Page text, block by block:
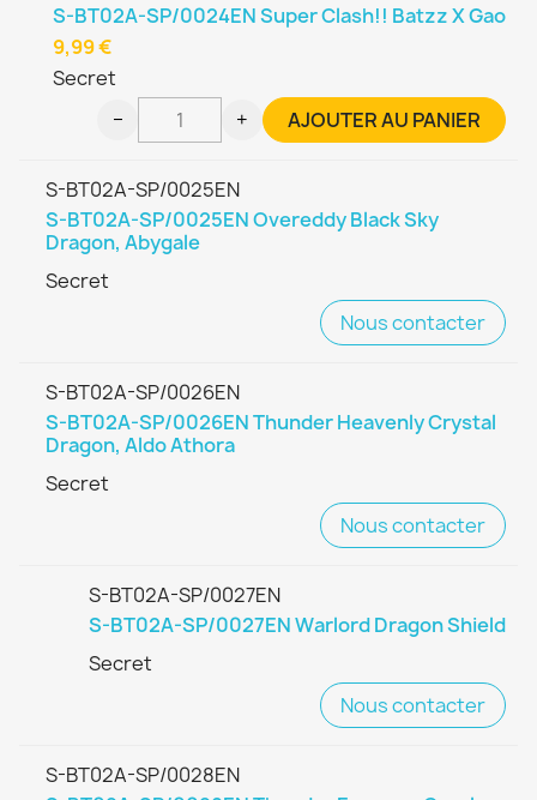
S-BT02A-SP/0024EN Super Clash!! Batzz X Gao
Secret
9,99 €
− + AJOUTER AU PANIER
S-BT02A-SP/0025EN
S-BT02A-SP/0025EN Overeddy Black Sky
Dragon, Abygale
Secret
Nous contacter
S-BT02A-SP/0026EN
S-BT02A-SP/0026EN Thunder Heavenly Crystal
Dragon, Aldo Athora
Secret
Nous contacter
S-BT02A-SP/0027EN
S-BT02A-SP/0027EN Warlord Dragon Shield
Secret
Nous contacter
S-BT02A-SP/0028EN